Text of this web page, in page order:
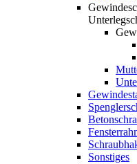
Sonstiges